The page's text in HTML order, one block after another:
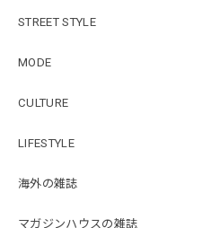
STREET STYLE
MODE
CULTURE
LIFESTYLE
海外の雑誌
マガジンハウスの雑誌